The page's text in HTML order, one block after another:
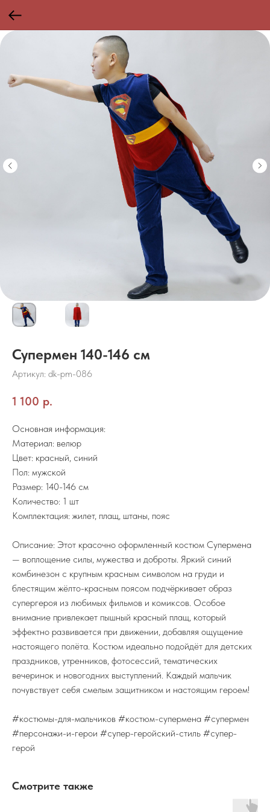
Супермен 140-146 см
Артикул: dk-pm-086
1 100 р.
Основная информация:
Материал: велюр
Цвет: красный, синий
Пол: мужской
Размер: 140-146 см
Количество: 1 шт
Комплектация: жилет, плащ, штаны, пояс
Описание: Этот красочно оформленный костюм Супермена
— воплощение силы, мужества и доброты. Яркий синий
комбинезон с крупным красным символом на груди и
блестящим жёлто-красным поясом подчёркивает образ
супергероя из любимых фильмов и комиксов. Особое
внимание привлекает пышный красный плащ, который
эффектно развивается при движении, добавляя ощущение
настоящего полёта. Костюм идеально подойдёт для детских
праздников, утренников, фотосессий, тематических
вечеринок и новогодних выступлений. Каждый мальчик
почувствует себя смелым защитником и настоящим героем!
#костюмы-для-мальчиков #костюм-супермена #супермен
#персонажи-и-герои #супер-геройский-стиль #супер-
герой
Смотрите также